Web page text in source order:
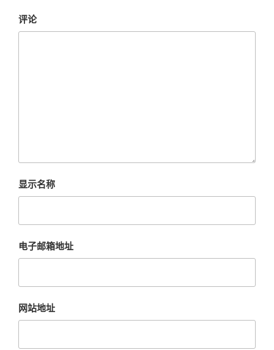
评论
显示名称
电子邮箱地址
网站地址